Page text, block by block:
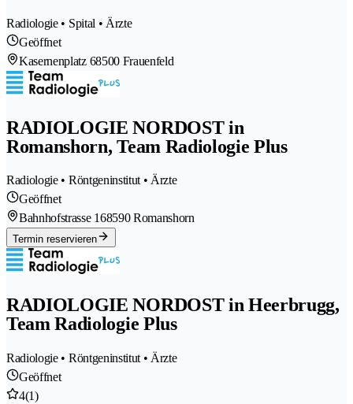
Radiologie • Spital • Ärzte
Geöffnet
Kasernenplatz 68500 Frauenfeld
RADIOLOGIE NORDOST in
Romanshorn, Team Radiologie Plus
Radiologie • Röntgeninstitut • Ärzte
Geöffnet
Bahnhofstrasse 168590 Romanshorn
Termin reservieren
RADIOLOGIE NORDOST in Heerbrugg,
Team Radiologie Plus
Radiologie • Röntgeninstitut • Ärzte
Geöffnet
4(1)